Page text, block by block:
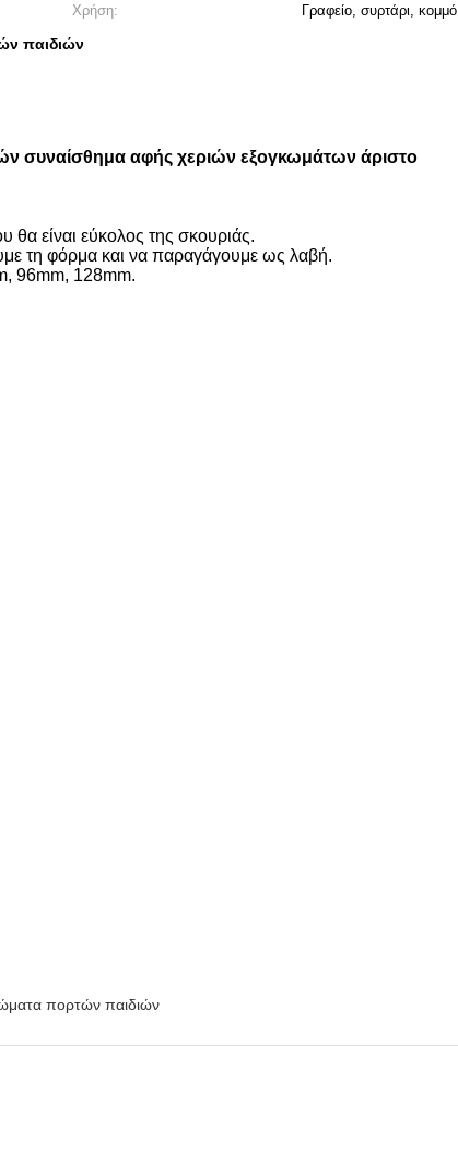
Χρήση:
Γραφείο, συρτάρι, κομμό
παιδιών
συναίσθημα αφής χεριών εξογκωμάτων άριστο
είναι εύκολος της σκουριάς.
τη φόρμα και να παραγάγουμε ως λαβή.
96mm, 128mm.
πορτών παιδιών